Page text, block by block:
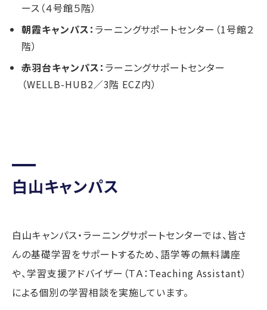
ース（４号館５階）
朝霞キャンパス： ラーニングサポートセンター（1号館２
階）
赤羽台キャンパス： ラーニングサポートセンター
（WELLB-HUB2／3階 ECZ内）
白山キャンパス
白山キャンパス・ラーニングサポートセンターでは、皆さ
んの基礎学習をサポートするため、語学等の無料講座
や、学習支援アドバイザー（ＴＡ：Teaching Assistant）
による個別の学習相談を実施しています。